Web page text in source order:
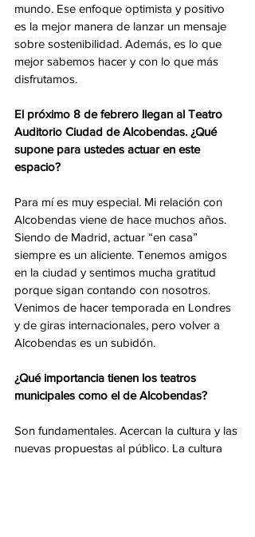
mundo. Ese enfoque optimista y positivo
es la mejor manera de lanzar un mensaje
sobre sostenibilidad. Además, es lo que
mejor sabemos hacer y con lo que más
disfrutamos.
El próximo 8 de febrero llegan al Teatro
Auditorio Ciudad de Alcobendas. ¿Qué
supone para ustedes actuar en este
espacio?
Para mí es muy especial. Mi relación con
Alcobendas viene de hace muchos años.
Siendo de Madrid, actuar “en casa”
siempre es un aliciente. Tenemos amigos
en la ciudad y sentimos mucha gratitud
porque sigan contando con nosotros.
Venimos de hacer temporada en Londres
y de giras internacionales, pero volver a
Alcobendas es un subidón.
¿Qué importancia tienen los teatros
municipales como el de Alcobendas?
Son fundamentales. Acercan la cultura y las
nuevas propuestas al público. La cultura